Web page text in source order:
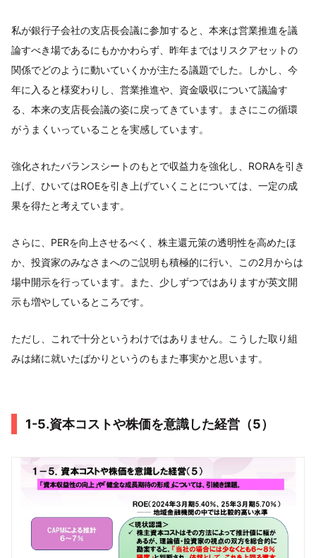
私が銀行子会社の支店長会議に参加すると、本来は営業推進を議
論すべき場であるにもかかわらず、昨年まではリスクアセットの
関係でどのように動いていくかが主たる議題でした。しかし、今
年に入ると様変わりし、営業推進や、資金吸収について議論す
る、本来の支店長会議の姿に戻ってきています。まさにこの循環
がうまくいっていることを実感しています。
強化されたバランスシートのもとで収益力を強化し、RORAを引き
上げ、ひいてはROEを引き上げていくことについては、一定の成
果を得たと考えています。
さらに、PERを向上させるべく、株主還元策の透明性を高めたほ
か、投資家のみなさまへのご説明も積極的に行い、この2月からは
場中開示を行っています。また、少しずつではありますが英文開
示も増やしているところです。
ただし、これで十分というわけではありません。こうした取り組
みは緒に就いたばかりというのもまた事実かと思います。
1-5.資本コストや株価を意識した経営（5）